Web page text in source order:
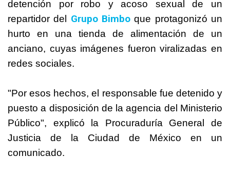
detención por robo y acoso sexual de un
repartidor del Grupo Bimbo que protagonizó un
hurto en una tienda de alimentación de un
anciano, cuyas imágenes fueron viralizadas en
redes sociales.
"Por esos hechos, el responsable fue detenido y
puesto a disposición de la agencia del Ministerio
Público", explicó la Procuraduría General de
Justicia de la Ciudad de México en un
comunicado.